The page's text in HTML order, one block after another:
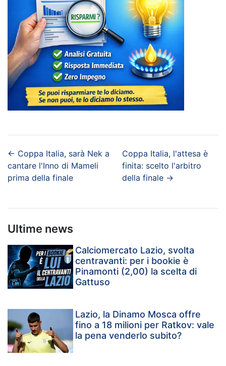
← Coppa Italia, sarà Nek a
cantare l'Inno di Mameli
prima della finale
Coppa Italia, l'attesa è
finita: scelto l'arbitro
della finale →
Ultime news
Calciomercato Lazio, svolta
centravanti: per i bookie è
Pinamonti (2,00) la scelta di
Gattuso
Lazio, la Dinamo Mosca offre
fino a 18 milioni per Ratkov: vale
la pena venderlo subito?